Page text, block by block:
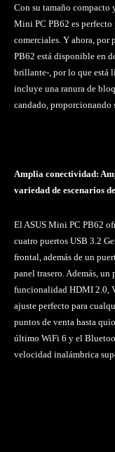
Con su tamaño compacto
Mini PC PB62 es perfecto
comerciales. Y ahora, por
PB62 está disponible en
brillante-, por lo que está
incluye una ranura de
candado,
Amplia conectividad:
variedad de escenarios
El ASUS Mini PC PB62
cuatro puertos USB 3.2
frontal, además de un
panel trasero. Además,
funcionalidad HDMI 2.0,
ajuste perfecto para
puntos de venta hasta
último WiFi 6 y el
velocidad inalámbrica